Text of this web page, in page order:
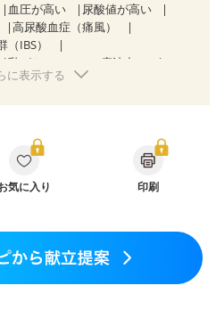
血圧が高い
尿酸値が高い
高尿酸血症（痛風）
（IBS）
乳がん（ホルモン療法中）
初期）
妊娠高血圧(中期)
乳）
粗しょう症
関節リウマチ
に表示する
気に入り 印刷